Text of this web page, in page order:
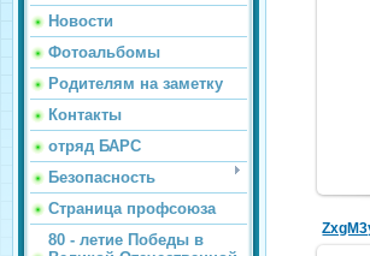
Новости
Фотоальбомы
Родителям на заметку
Контакты
отряд БАРС
Безопасность
Страница профсоюза
80 - летие Победы в